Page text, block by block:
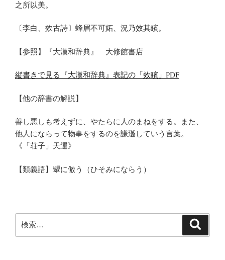
之所以美。
〔李白、效古詩〕蜂眉不可妬、況乃效其矉。
【参照】『大漢和辞典』 大修館書店
縦書きで見る『大漢和辞典』表記の「效矉」PDF
【他の辞書の解説】
善し悪しも考えずに、やたらに人のまねをする。また、
他人にならって物事をするのを謙遜していう言葉。
《「荘子」天運》
【類義語】顰に倣う（ひそみにならう）
索: